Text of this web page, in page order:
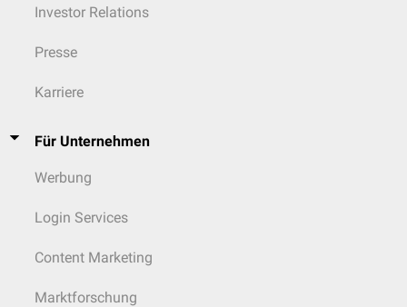
Investor Relations
Presse
Karriere
Für Unternehmen
Werbung
Login Services
Content Marketing
Marktforschung